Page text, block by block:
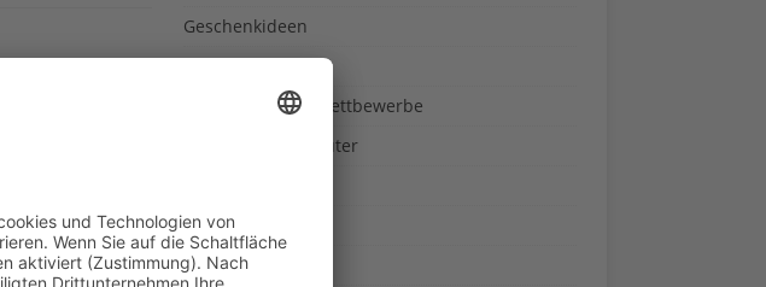
Geschenkideen
Gewinnspiele & Wettbewerbe
Gewürze und Kräuter
Hochwasser
Ideen-Reich